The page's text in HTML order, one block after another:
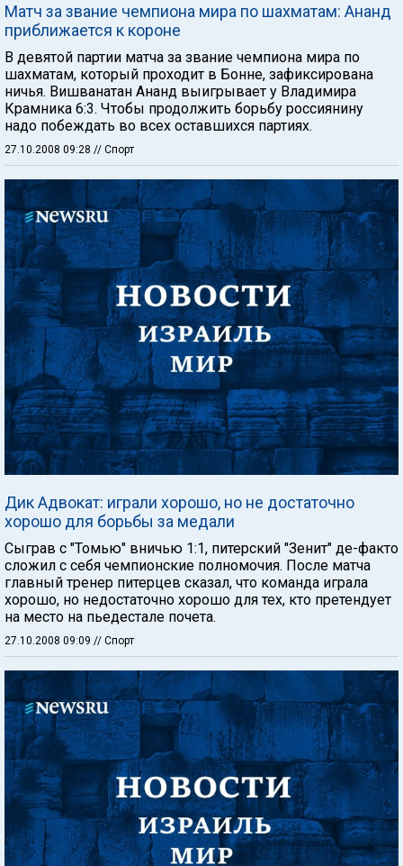
Матч за звание чемпиона мира по шахматам: Ананд
приближается к короне
В девятой партии матча за звание чемпиона мира по
шахматам, который проходит в Бонне, зафиксирована
ничья. Вишванатан Ананд выигрывает у Владимира
Крамника 6:3. Чтобы продолжить борьбу россиянину
надо побеждать во всех оставшихся партиях.
27.10.2008 09:28 // Спорт
Дик Адвокат: играли хорошо, но не достаточно
хорошо для борьбы за медали
Сыграв с "Томью" вничью 1:1, питерский "Зенит" де-факто
сложил с себя чемпионские полномочия. После матча
главный тренер питерцев сказал, что команда играла
хорошо, но недостаточно хорошо для тех, кто претендует
на место на пьедестале почета.
27.10.2008 09:09 // Спорт